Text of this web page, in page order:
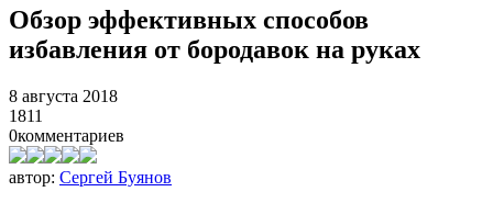
Обзор эффективных способов
избавления от бородавок на руках
8 августа 2018
1811
0комментариев
автор: Сергей Буянов